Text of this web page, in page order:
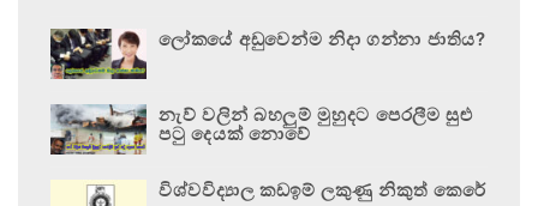
ලෝකයේ අඩුවෙන්ම නිදා ගන්නා ජාතිය?
නැව් වලින් බහලුම් මුහුදට පෙරලීම සුළු
පටු දෙයක් නොවේ
විශ්වවිද්‍යාල කඩඉම් ලකුණු නිකුත් කෙරේ